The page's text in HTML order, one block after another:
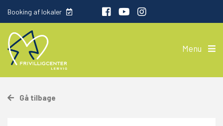
Booking af lokaler
Menu
Gå tilbage